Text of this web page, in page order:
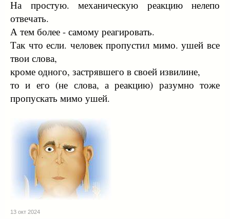
На простую. механическую реакцию нелепо
отвечать.
А тем более - самому реагировать.
Так что если. человек пропустил мимо. ушей все
твои слова,
кроме одного, застрявшего в своей извилине,
то и его (не слова, а реакцию) разумно тоже
пропускать мимо ушей.
13 окт 2024